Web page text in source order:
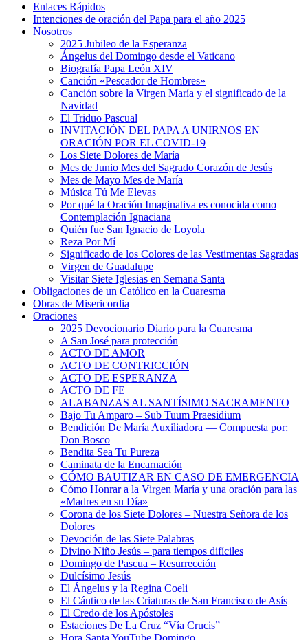
Enlaces Rápidos
Intenciones de oración del Papa para el año 2025
Nosotros
2025 Jubileo de la Esperanza
Ángelus del Domingo desde el Vaticano
Biografía Papa León XIV
Canción «Pescador de Hombres»
Canción sobre la Virgen María y el significado de la
Navidad
El Triduo Pascual
INVITACIÓN DEL PAPA A UNIRNOS EN
ORACIÓN POR EL COVID-19
Los Siete Dolores de María
Mes de Junio Mes del Sagrado Corazón de Jesús
Mes de Mayo Mes de María
Música Tú Me Elevas
Por qué la Oración Imaginativa es conocida como
Contemplación Ignaciana
Quién fue San Ignacio de Loyola
Reza Por Mí
Significado de los Colores de las Vestimentas Sagradas
Virgen de Guadalupe
Visitar Siete Iglesias en Semana Santa
Obligaciones de un Católico en la Cuaresma
Obras de Misericordia
Oraciones
2025 Devocionario Diario para la Cuaresma
A San José para protección
ACTO DE AMOR
ACTO DE CONTRICCIÓN
ACTO DE ESPERANZA
ACTO DE FE
ALABANZAS AL SANTÍSIMO SACRAMENTO
Bajo Tu Amparo – Sub Tuum Praesidium
Bendición De María Auxiliadora — Compuesta por:
Don Bosco
Bendita Sea Tu Pureza
Caminata de la Encarnación
CÓMO BAUTIZAR EN CASO DE EMERGENCIA
Cómo Honrar a la Virgen María y una oración para las
«Madres en su Día»
Corona de los Siete Dolores – Nuestra Señora de los
Dolores
Devoción de las Siete Palabras
Divino Niño Jesús – para tiempos difíciles
Domingo de Pascua – Resurrección
Dulcísimo Jesús
El Ángelus y la Regina Coeli
El Cántico de las Criaturas de San Francisco de Asís
El Credo de los Apóstoles
Estaciones De La Cruz “Vía Crucis”